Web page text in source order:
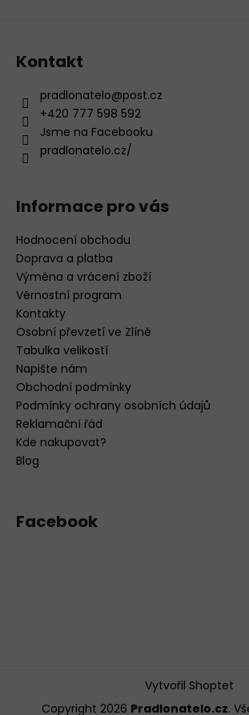
Kontakt
pradlonatelo@post.cz
+420 777 598 592
Jsme na Facebooku
pradlonatelo.cz/
Informace pro vás
Hodnocení obchodu
Doprava a platba
Výměna a vrácení zboží
Věrnostní program
Kontakty
Osobní převzetí ve Zlíně
Tabulka velikostí
Napište nám
Obchodní podmínky
Podmínky ochrany osobních údajů
Reklamační řád
Kde nakupovat?
Blog
Facebook
Vytvořil Shoptet
Copyright 2026 Pradlonatelo.cz.